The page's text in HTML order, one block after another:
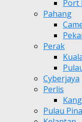
Port
Pahang
Perak
Cyberjaya
Perlis
Pulau